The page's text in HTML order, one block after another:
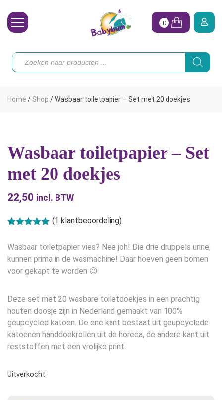
Toebehoren
Onze merken
Hoe begin ik?
0
Producten
zoeken
Home / Shop /Wasbaar toiletpapier – Set met 20 doekjes
Wasbaar toiletpapier – Set
met 20 doekjes
22,50 incl. BTW
gebaseerd
opklant
waardering
(1 klantbeoordeling)
Wasbaar toiletpapier vies? Nee joh! Die drie druppels urine,
kunnen prima in de wasmachine! Daar hoeven geen bomen
voor gekapt te worden 😉
Deze set met 20 wasbare toiletdoekjes in een prachtig
houten doosje zijn in Nederland gemaakt van 100%
geupcycled katoen. De ene kant bestaat uit geupcyclede
katoenen handdoekrollen uit de horeca, de andere kant uit
reststoffen met een vrolijke print.
Uitverkocht